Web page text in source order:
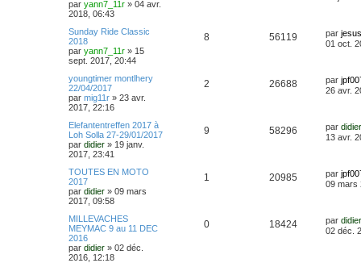
par yann7_11r » 04 avr.
2018, 06:43
Sunday Ride Classic
2018
par yann7_11r » 15
sept. 2017, 20:44
8 56119 par jesus
01 oct.
youngtimer montlhery
22/04/2017
par mig11r » 23 avr.
2017, 22:16
2 26688 par
26 avr.
Elefantentreffen 2017 à
Loh Solla 27-29/01/2017
par didier » 19 janv.
2017, 23:41
9 58296 par didier
13 avr.
TOUTES EN MOTO
2017
par didier » 09 mars
2017, 09:58
1 20985 par
09 mars
MILLEVACHES
MEYMAC 9 au 11 DEC
2016
par didier » 02 déc.
2016, 12:18
0 18424 par didier
02 déc.